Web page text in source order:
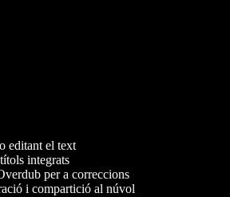
editant el text
integrats
per a correccions
i compartició al núvol